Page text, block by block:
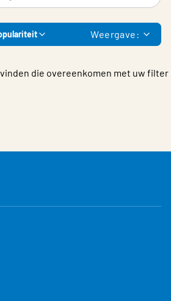
Weergave:
die overeenkomen met uw filter